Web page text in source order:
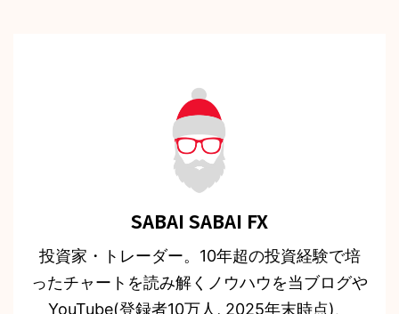
SABAI SABAI FX
投資家・トレーダー。10年超の投資経験で培
ったチャートを読み解くノウハウを当ブログや
YouTube(登録者10万人, 2025年末時点)、